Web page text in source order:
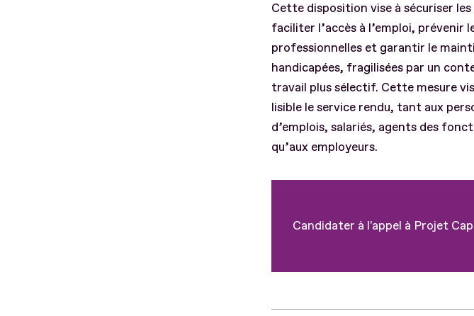
Cette disposition vise à sécuriser
faciliter l’accès à l’emploi,
professionnelles et garantir le
handicapées, fragilisées par un
travail plus sélectif. Cette mesure
lisible le service rendu, tant aux
d’emplois, salariés, agents des
qu’aux employeurs.
Candidater à l'appel à Projet